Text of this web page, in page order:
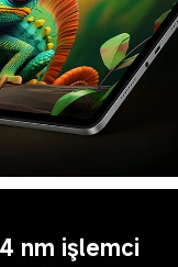
nm işlemci